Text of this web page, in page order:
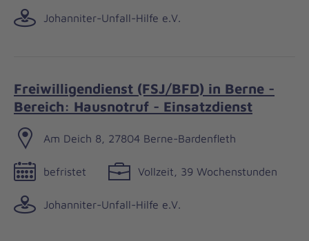
Johanniter-Unfall-Hilfe e.V.
Freiwilligendienst (FSJ/BFD) in Berne -
Bereich: Hausnotruf - Einsatzdienst
Am Deich 8, 27804 Berne-Bardenfleth
befristet Vollzeit, 39 Wochenstunden
Johanniter-Unfall-Hilfe e.V.